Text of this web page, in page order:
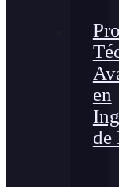
en
de